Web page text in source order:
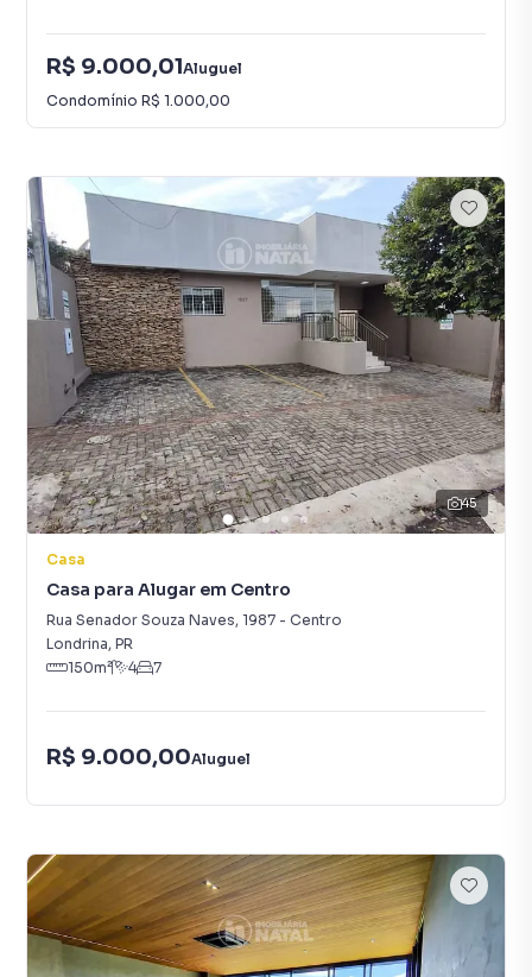
R$ 9.000,01Aluguel
Condomínio R$ 1.000,00
45
Casa
Casa para Alugar em Centro
Rua Senador Souza Naves, 1987 - Centro
Londrina, PR
150m² 4 7
R$ 9.000,00Aluguel